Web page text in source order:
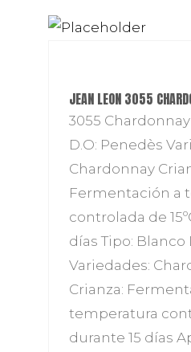
JEAN LEON 3055
3055
D.O: Penedès
Chardonnay
Fermentación a
controlada de
días Tipo: Blanco
Variedades:
Crianza:
temperatura
durante 15 días